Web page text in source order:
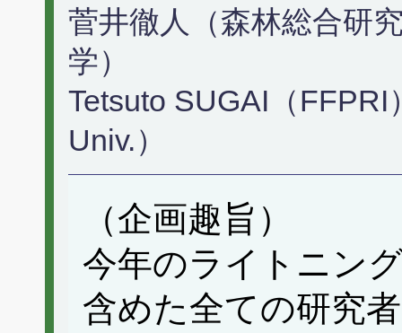
菅井徹人（森林総合研
学）
Tetsuto SUGAI（FFPRI
Univ.）
（企画趣旨）
今年のライトニン
含めた全ての研究